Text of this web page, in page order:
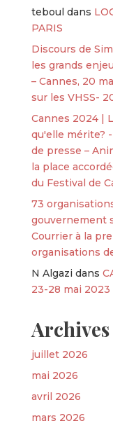
teboul dans
PARIS
Discours de
les grands
– Cannes, 20
sur les VHSS-
Cannes 2024 |
qu'elle mérite?
de presse –
la place
du Festival de
73
gouvernement
Courrier à la
organisations
N Algazi dans
23-28 mai 2023
Archives
juillet 2026
mai 2026
avril 2026
mars 2026